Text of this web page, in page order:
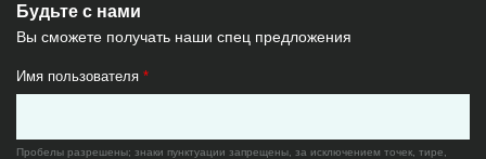
Будьте с нами
Вы сможете получать наши спец предложения
Имя пользователя *
Пробелы разрешены; знаки пунктуации запрещены, за исключением точек, тире,